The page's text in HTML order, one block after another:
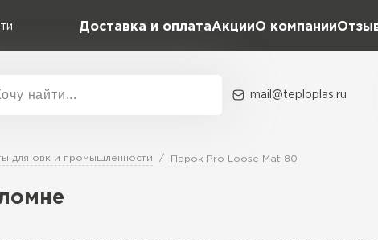
Доставка и оплатаАкцииО компании
mail@teploplas.ru
для овк и промышленности Парок Pro Loose Mat 80